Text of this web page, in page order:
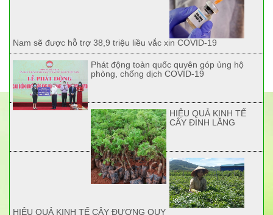
Nam sẽ được hỗ trợ 38,9 triệu liều vắc xin COVID-19
Phát động toàn quốc quyên góp ủng hộ
phòng, chống dịch COVID-19
HIỆU QUẢ KINH TẾ
CÂY ĐINH LĂNG
HIỆU QUẢ KINH TẾ CÂY ĐƯƠNG QUY